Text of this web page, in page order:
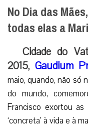
No Dia das
todas elas a
Cidade do
2015, Gaudium
maio, quando, não só
do mundo,
Francisco exortou
‘concreta’ à vida e à